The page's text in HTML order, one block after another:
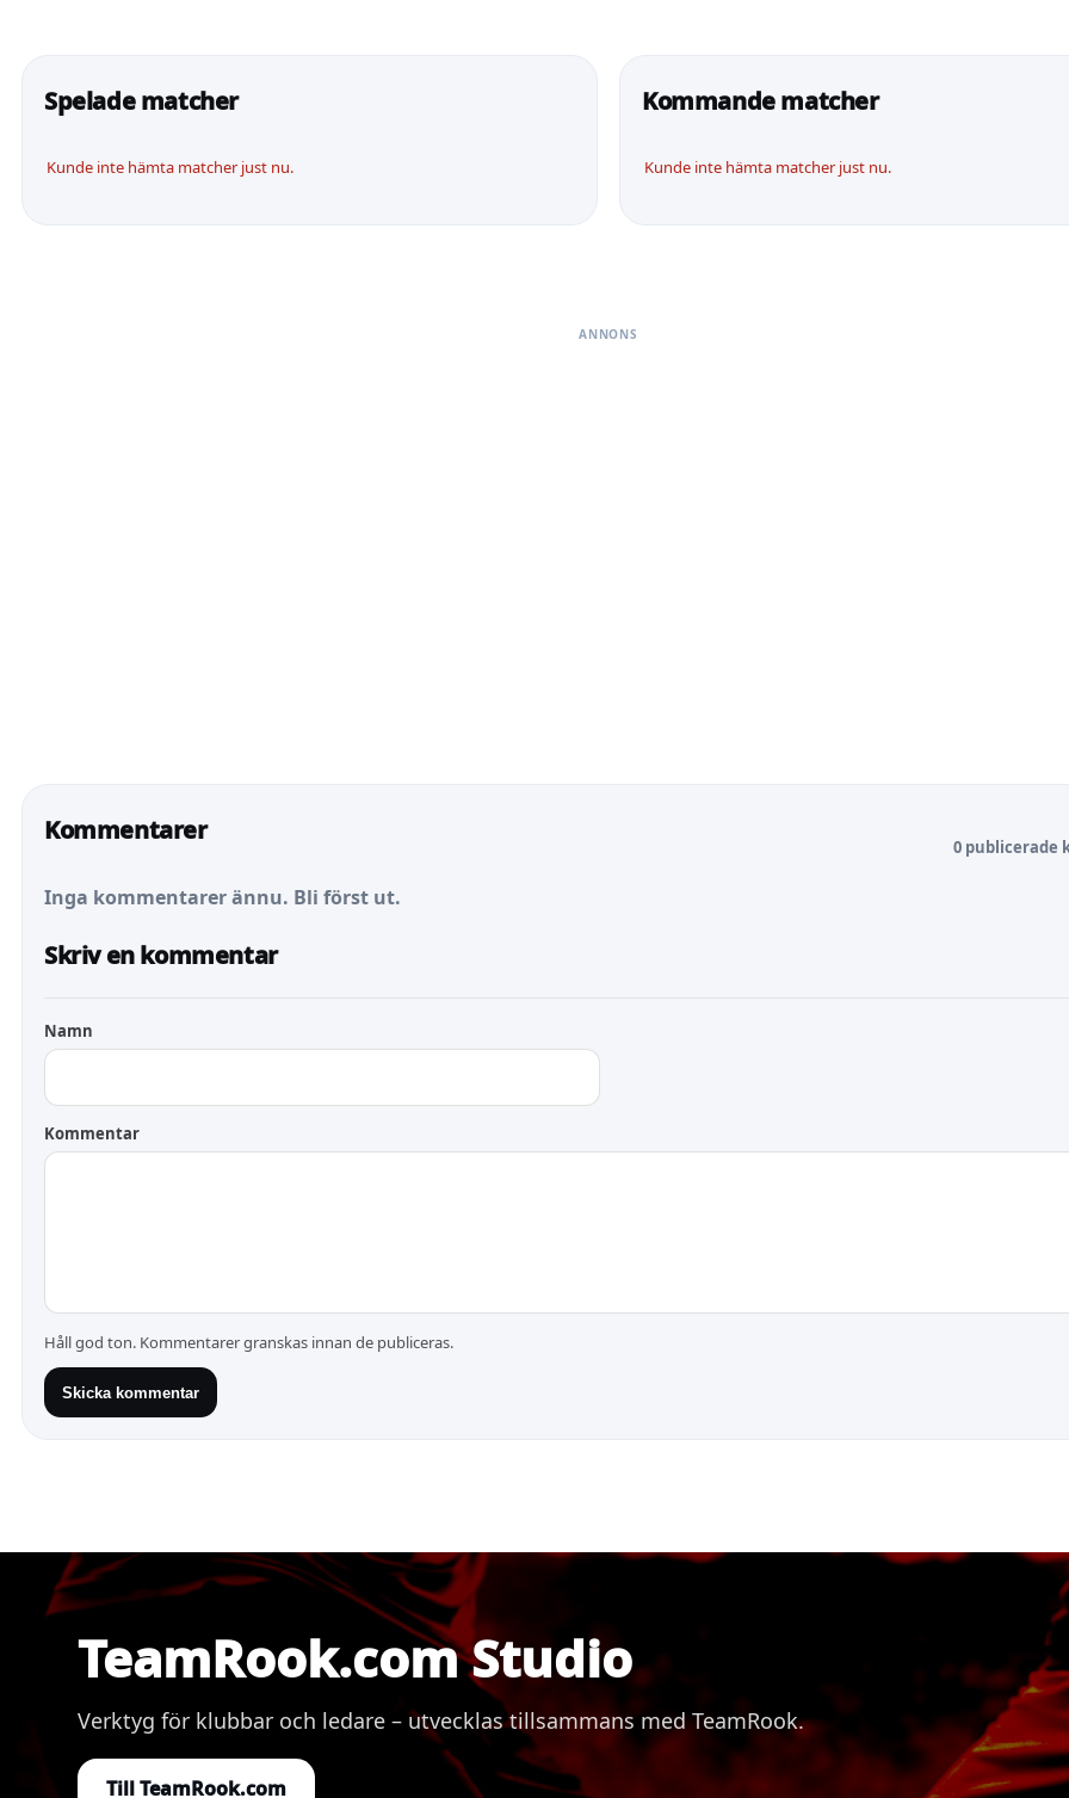
Spelade matcher
Kunde inte hämta matcher just nu.
Kommande matcher
Kunde inte hämta matcher just nu.
ANNONS
Kommentarer
0 publicerade
Inga kommentarer ännu. Bli först ut.
Skriv en kommentar
Namn
Kommentar
Håll god ton. Kommentarer granskas innan de publiceras.
Skicka kommentar
TeamRook.com Studio
Verktyg för klubbar och ledare – utvecklas tillsammans med TeamRook.
Till TeamRook.com